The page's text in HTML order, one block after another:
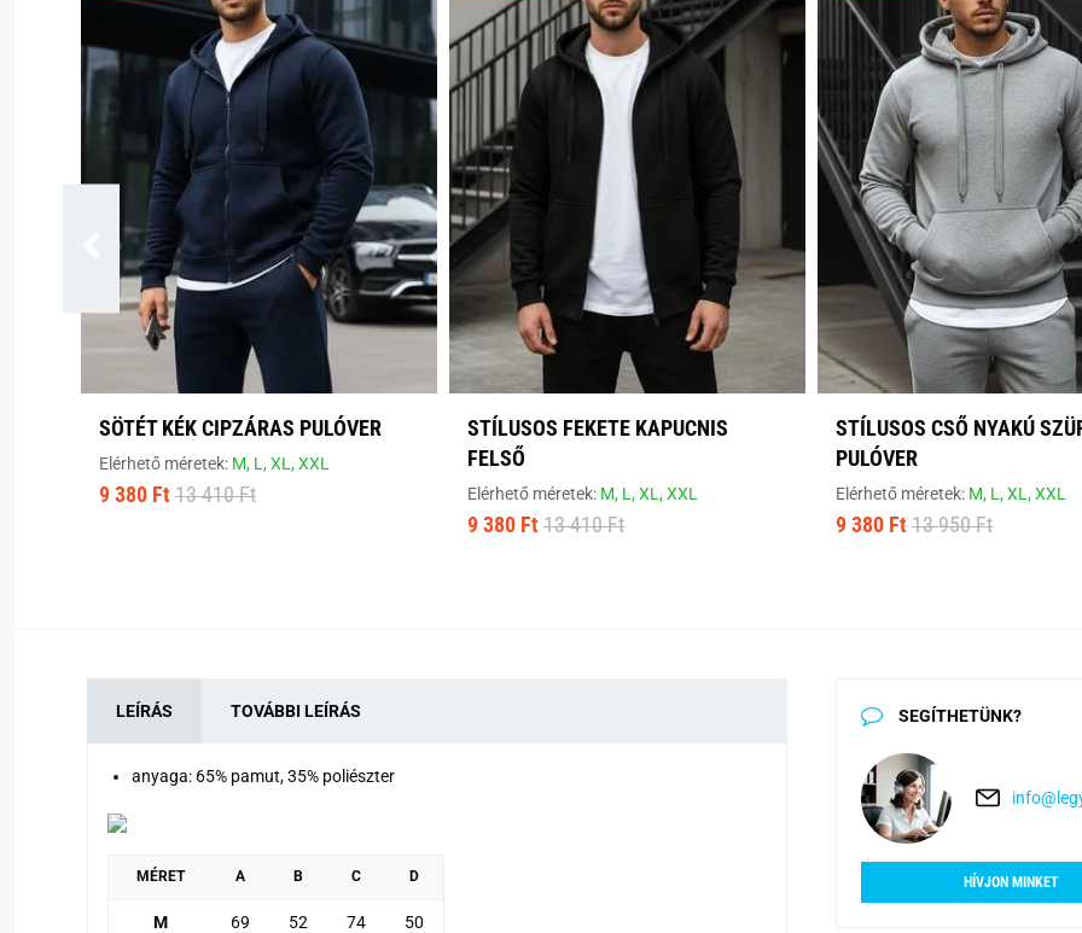
SÖTÉT KÉK CIPZÁRAS PULÓVER
Elérhető méretek: M, L,XL,XXL
9 380 Ft 13 410 Ft
STÍLUSOS FEKETE KAPUCNIS
FELSŐ
Elérhető méretek: M, L,XL,XXL
9 380 Ft 13 410 Ft
STÍLUSOS CSŐ NYAKÚ
PULÓVER
Elérhető méretek: M, L,XL,XXL
9 380 Ft 13 950 Ft
LEÍRÁS TOVÁBBI LEÍRÁS
anyaga: 65% pamut, 35% poliészter
MÉRET A B C D
M 69 52 74 50
SEGÍTHETÜNK?
HÍVJON MINKET